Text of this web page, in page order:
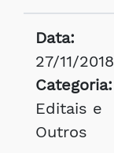
Data:
27/11/2018
Categoria:
Editais e
Outros